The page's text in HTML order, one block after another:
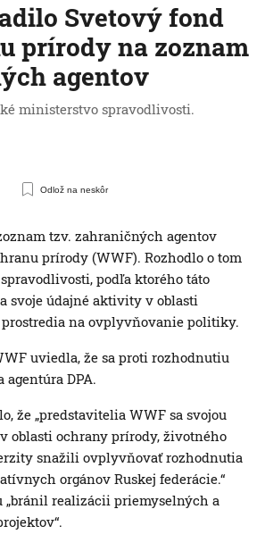
Svetový fond
prírody na zoznam
agentov
ministerstvo spravodlivosti.
Odlož na neskôr
tzv. zahraničných agentov
prírody (WWF). Rozhodlo o tom
podľa ktorého táto
svoje údajné aktivity v oblasti
na ovplyvňovanie politiky.
uviedla, že sa proti rozhodnutiu
DPA.
že „predstavitelia WWF sa svojou
oblasti ochrany prírody, životného
snažili ovplyvňovať rozhodnutia
orgánov Ruskej federácie.“
„bránil realizácii priemyselných a